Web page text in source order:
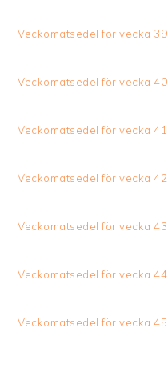
Veckomatsedel för vecka 39
Veckomatsedel för vecka 40
Veckomatsedel för vecka 41
Veckomatsedel för vecka 42
Veckomatsedel för vecka 43
Veckomatsedel för vecka 44
Veckomatsedel för vecka 45